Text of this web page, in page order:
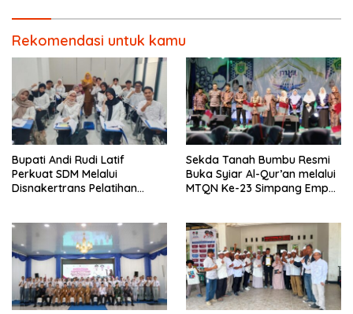
Rekomendasi untuk kamu
Bupati Andi Rudi Latif
Perkuat SDM Melalui
Disnakertrans Pelatihan
Sekda Tanah Bumbu Resmi
Buka Syiar Al-Qur’an melalui
MTQN Ke-23 Simpang Empat